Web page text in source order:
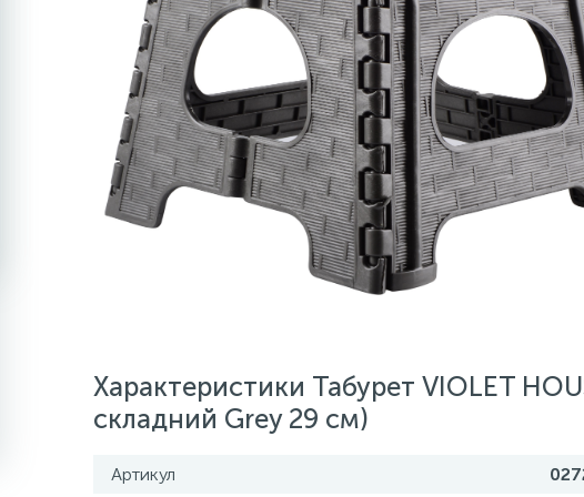
Характеристики Табурет VIOLET
складний Grey 29 см)
Артикул